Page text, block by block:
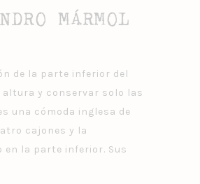
MÁRMOL
de la parte inferior del
y conservar solo las
una cómoda inglesa de
cajones y la
la parte inferior. Sus